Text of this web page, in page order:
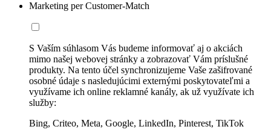
Marketing per Customer-Match
S Vaším súhlasom Vás budeme informovať aj o akciách
mimo našej webovej stránky a zobrazovať Vám príslušné
produkty. Na tento účel synchronizujeme Vaše zašifrované
osobné údaje s nasledujúcimi externými poskytovateľmi a
využívame ich online reklamné kanály, ak už využívate ich
služby:
Bing, Criteo, Meta, Google, LinkedIn, Pinterest, TikTok